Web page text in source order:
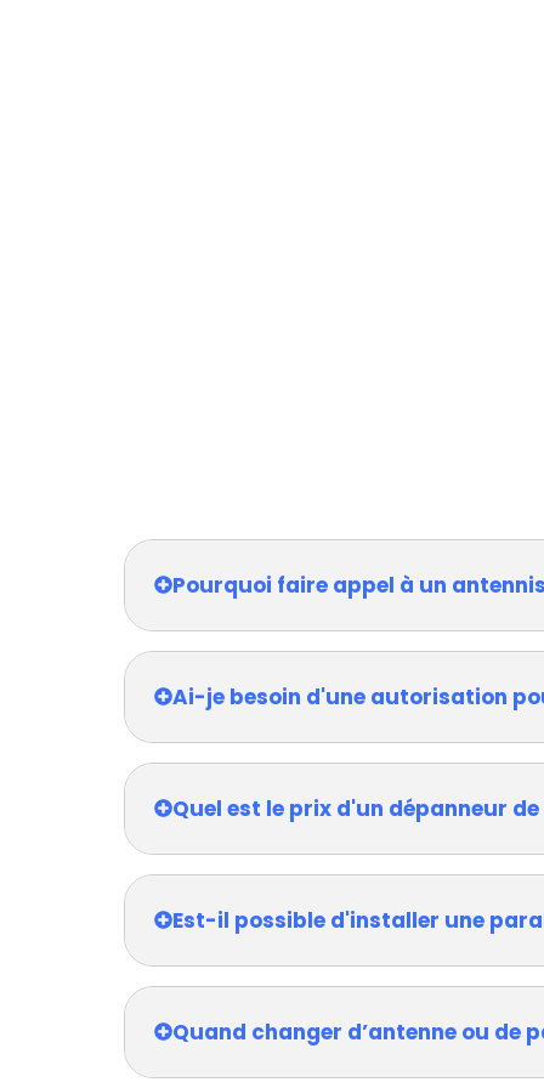
Pourquoi faire appel à un
Ai-je besoin d'une autorisation
Quel est le prix d'un dépanneur
Est-il possible d'installer une
Quand changer d’antenne ou de